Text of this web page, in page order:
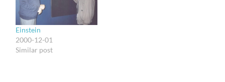
Einstein
2000-12-01
Similar post